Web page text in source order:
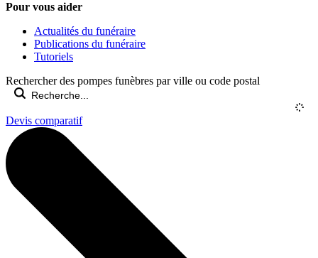
Pour vous aider
Actualités du funéraire
Publications du funéraire
Tutoriels
Rechercher des pompes funèbres par ville ou code postal
Devis comparatif